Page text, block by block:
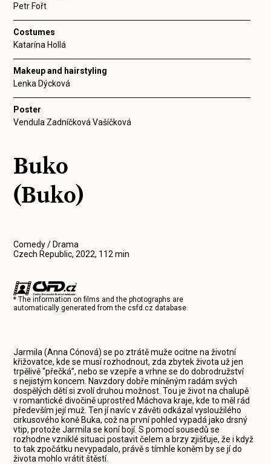
Petr Fořt
Costumes
Katarína Hollá
Makeup and hairstyling
Lenka Dýcková
Poster
Vendula Zadníčková Vašíčková
Buko
(Buko)
Comedy / Drama
Czech Republic, 2022, 112 min
* The information on films and the photographs are
automatically generated from thecsfd.cz database.
Jarmila (Anna Cónová) se po ztrátě muže ocitne na životní
křižovatce, kde se musí rozhodnout, zda zbytek života už jen
trpělivě “přečká”, nebo se vzepře a vrhne se do dobrodružství
s nejistým koncem. Navzdory dobře míněným radám svých
dospělých dětí si zvolí druhou možnost. Tou je život na chalupě
v romantické divočině uprostřed Máchova kraje, kde to měl rád
především její muž. Ten jí navíc v závěti odkázal vysloužilého
cirkusového koně Buka, což na první pohled vypadá jako drsný
vtip, protože Jarmila se koní bojí. S pomocí sousedů se
rozhodne vzniklé situaci postavit čelem a brzy zjišťuje, že i když
to tak zpočátku nevypadalo, právě s tímhle koněm by se jí do
života mohlo vrátit štěstí.